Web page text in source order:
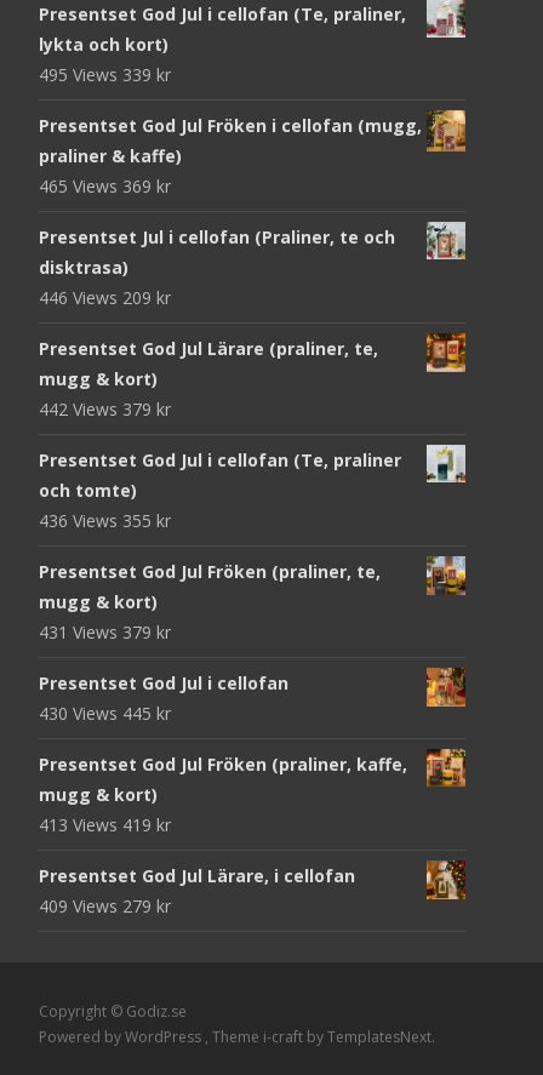
Presentset God Jul i cellofan (Te, praliner,
lykta och kort)
495 Views 339 kr
Presentset God Jul Fröken i cellofan (mugg,
praliner & kaffe)
465 Views 369 kr
Presentset Jul i cellofan (Praliner, te och
disktrasa)
446 Views 209 kr
Presentset God Jul Lärare (praliner, te,
mugg & kort)
442 Views 379 kr
Presentset God Jul i cellofan (Te, praliner
och tomte)
436 Views 355 kr
Presentset God Jul Fröken (praliner, te,
mugg & kort)
431 Views 379 kr
Presentset God Jul i cellofan
430 Views 445 kr
Presentset God Jul Fröken (praliner, kaffe,
mugg & kort)
413 Views 419 kr
Presentset God Jul Lärare, i cellofan
409 Views 279 kr
Copyright © Godiz.se
Powered by WordPress , Theme i-craft by TemplatesNext.